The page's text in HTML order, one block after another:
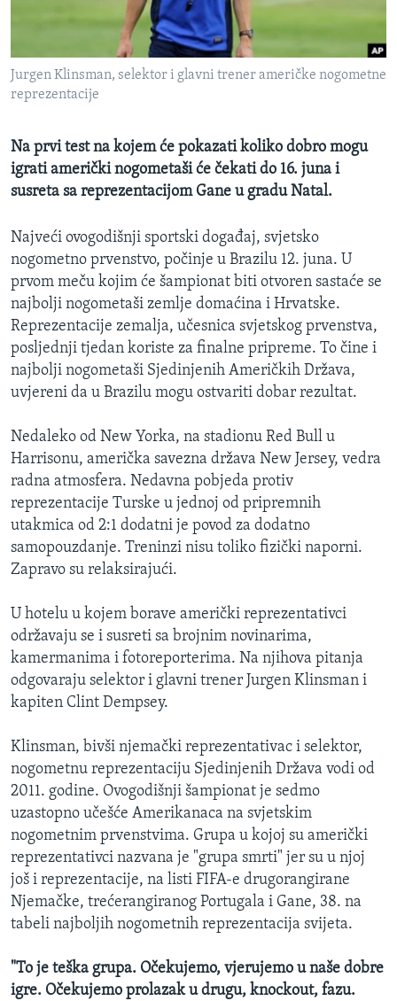
O GLASU AMERIKE
Learning English
PRATITE NAS
Jezici
Jurgen Klinsman, selektor i glavni trener američke nogometne
reprezentacije
Na prvi test na kojem će pokazati koliko dobro mogu
igrati američki nogometaši će čekati do 16. juna i
susreta sa reprezentacijom Gane u gradu Natal.
Najveći ovogodišnji sportski događaj, svjetsko
nogometno prvenstvo, počinje u Brazilu 12. juna. U
prvom meču kojim će šampionat biti otvoren sastaće se
najbolji nogometaši zemlje domaćina i Hrvatske.
Reprezentacije zemalja, učesnica svjetskog prvenstva,
posljednji tjedan koriste za finalne pripreme. To čine i
najbolji nogometaši Sjedinjenih Američkih Država,
uvjereni da u Brazilu mogu ostvariti dobar rezultat.
Nedaleko od New Yorka, na stadionu Red Bull u
Harrisonu, američka savezna država New Jersey, vedra
radna atmosfera. Nedavna pobjeda protiv
reprezentacije Turske u jednoj od pripremnih
utakmica od 2:1 dodatni je povod za dodatno
samopouzdanje. Treninzi nisu toliko fizički naporni.
Zapravo su relaksirajući.
U hotelu u kojem borave američki reprezentativci
održavaju se i susreti sa brojnim novinarima,
kamermanima i fotoreporterima. Na njihova pitanja
odgovaraju selektor i glavni trener Jurgen Klinsman i
kapiten Clint Dempsey.
Klinsman, bivši njemački reprezentativac i selektor,
nogometnu reprezentaciju Sjedinjenih Država vodi od
2011. godine. Ovogodišnji šampionat je sedmo
uzastopno učešće Amerikanaca na svjetskim
nogometnim prvenstvima. Grupa u kojoj su američki
reprezentativci nazvana je "grupa smrti" jer su u njoj
još i reprezentacije, na listi FIFA-e drugorangirane
Njemačke, trećerangiranog Portugala i Gane, 38. na
tabeli najboljih nogometnih reprezentacija svijeta.
"To je teška grupa. Očekujemo, vjerujemo u naše dobre
igre. Očekujemo prolazak u drugu, knockout, fazu.